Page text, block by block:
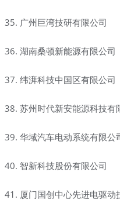
35. 广州巨湾技研有限公司
36. 湖南桑顿新能源有限公司
37. 纬湃科技中国区有限公司
38. 苏州时代新安能源科技有
39. 华域汽车电动系统有限公
40. 智新科技股份有限公司
41. 厦门国创中心先进电驱动